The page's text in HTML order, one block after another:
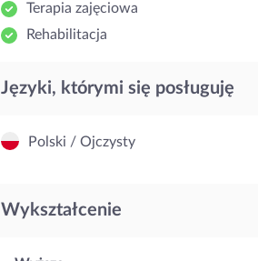
Terapia zajęciowa
Rehabilitacja
Języki, którymi się posługuję
Polski / Ojczysty
Wykształcenie